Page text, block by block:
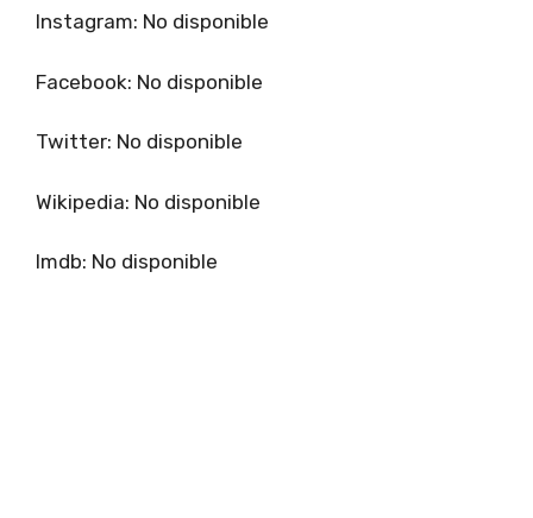
Instagram: No disponible
Facebook: No disponible
Twitter: No disponible
Wikipedia: No disponible
Imdb: No disponible